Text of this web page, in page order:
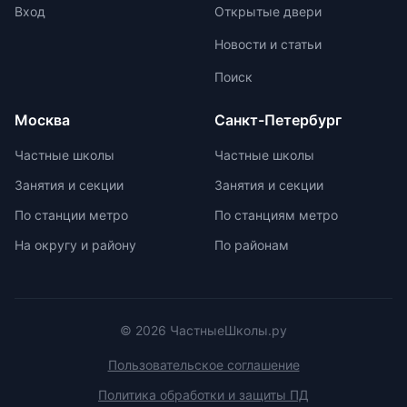
предлагает отсутствие
межпредметную взаимосвязь для
поддержания интереса к учебе.
регулируя нагрузку в зависимости
от возрастных задач и
учеников. Отсутствие страха перед
оценками и акцент на качественной
свои навыки и интересы.
Вход Открытые двери
Новости и статьи
Поиск
Москва
Частные школы
Занятия и секции
По станции метро
На округу и району
Санкт-Петербург
Частные школы
Занятия и секции
По станциям метро
По районам
© 2026 ЧастныеШколы.ру
Пользовательское соглашение
Политика обработки и защиты ПД